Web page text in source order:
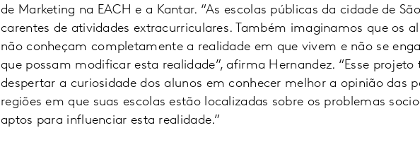
de Marketing na EACH e a Kantar. “As escolas públicas da cidade de
carentes de atividades extracurriculares. Também imaginamos que os
não conheçam completamente a realidade em que vivem e não se
que possam modificar esta realidade”, afirma Hernandez. “Esse
despertar a curiosidade dos alunos em conhecer melhor a opinião das
regiões em que suas escolas estão localizadas sobre os problemas
aptos para influenciar esta realidade.”